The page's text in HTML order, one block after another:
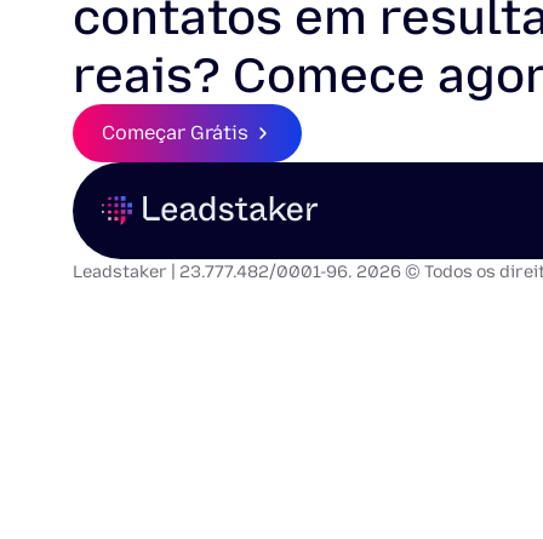
contatos em
reais? Comece
Começar Grátis
Leadstaker | 23.777.482/0001-96. 2026 © Todos os